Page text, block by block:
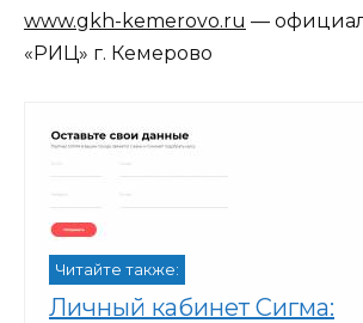
www.gkh-kemerovo.ru —
«РИЦ» г. Кемерово
Читайте также:
Личный кабинет Сигма: